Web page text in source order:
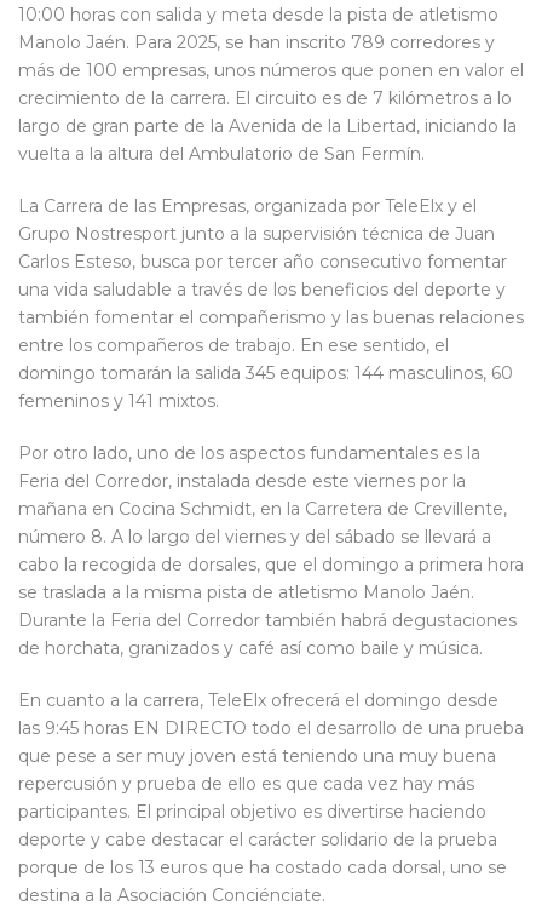
10:00 horas con salida y meta desde la pista de atletismo
Manolo Jaén. Para 2025, se han inscrito 789 corredores y
más de 100 empresas, unos números que ponen en valor el
crecimiento de la carrera. El circuito es de 7 kilómetros a lo
largo de gran parte de la Avenida de la Libertad, iniciando la
vuelta a la altura del Ambulatorio de San Fermín.
La Carrera de las Empresas, organizada por TeleElx y el
Grupo Nostresport junto a la supervisión técnica de Juan
Carlos Esteso, busca por tercer año consecutivo fomentar
una vida saludable a través de los beneficios del deporte y
también fomentar el compañerismo y las buenas relaciones
entre los compañeros de trabajo. En ese sentido, el
domingo tomarán la salida 345 equipos: 144 masculinos, 60
femeninos y 141 mixtos.
Por otro lado, uno de los aspectos fundamentales es la
Feria del Corredor, instalada desde este viernes por la
mañana en Cocina Schmidt, en la Carretera de Crevillente,
número 8. A lo largo del viernes y del sábado se llevará a
cabo la recogida de dorsales, que el domingo a primera hora
se traslada a la misma pista de atletismo Manolo Jaén.
Durante la Feria del Corredor también habrá degustaciones
de horchata, granizados y café así como baile y música.
En cuanto a la carrera, TeleElx ofrecerá el domingo desde
las 9:45 horas EN DIRECTO todo el desarrollo de una prueba
que pese a ser muy joven está teniendo una muy buena
repercusión y prueba de ello es que cada vez hay más
participantes. El principal objetivo es divertirse haciendo
deporte y cabe destacar el carácter solidario de la prueba
porque de los 13 euros que ha costado cada dorsal, uno se
destina a la Asociación Conciénciate.